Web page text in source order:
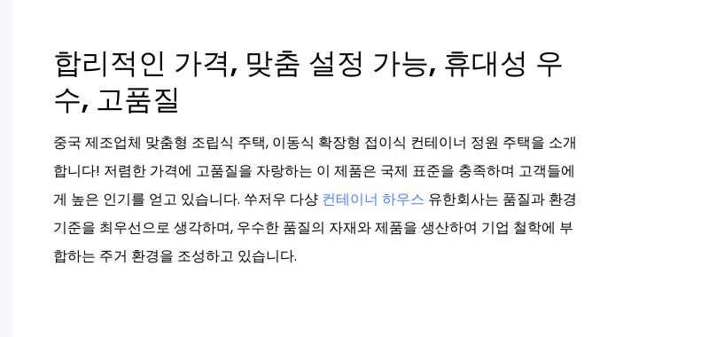
합리적인 가격, 맞춤 설정 가능, 휴대성 우
수, 고품질
중국 제조업체 맞춤형 조립식 주택, 이동식 확장형 접이식 컨테이너 정원 주택을 소개
합니다! 저렴한 가격에 고품질을 자랑하는 이 제품은 국제 표준을 충족하며 고객들에
게 높은 인기를 얻고 있습니다. 쑤저우 다샹 컨테이너 하우스 유한회사는 품질과 환경
기준을 최우선으로 생각하며, 우수한 품질의 자재와 제품을 생산하여 기업 철학에 부
합하는 주거 환경을 조성하고 있습니다.